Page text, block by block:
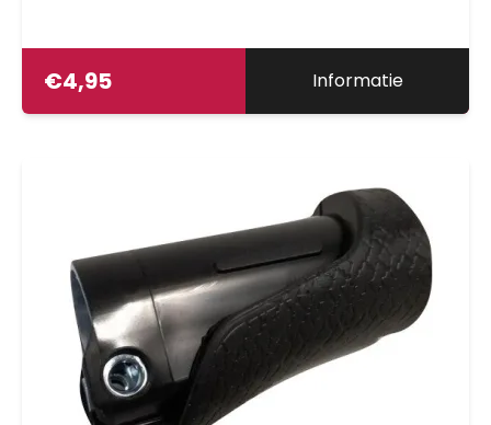
€4,95 Informatie